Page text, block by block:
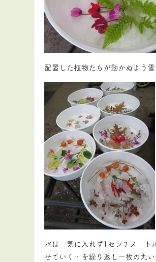
配置した植物たちが動かぬよう
水は一気に入れず1センチメート
せていく…を繰り返し一枚の丸い